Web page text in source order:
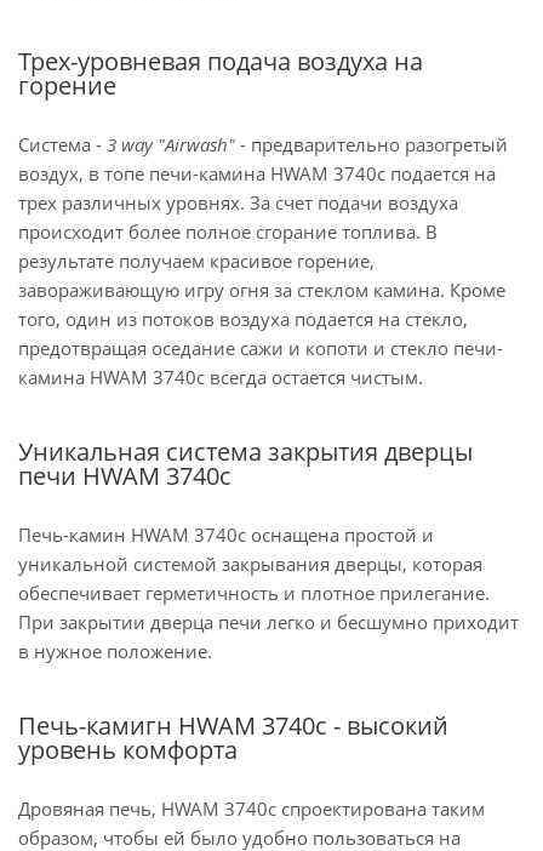
Трех-уровневая подача воздуха на
горение
Система - 3 way "Airwash" - предварительно разогретый
воздух, в топе печи-камина HWAM 3740c подается на
трех различных уровнях. За счет подачи воздуха
происходит более полное сгорание топлива. В
результате получаем красивое горение,
завораживающую игру огня за стеклом камина. Кроме
того, один из потоков воздуха подается на стекло,
предотвращая оседание сажи и копоти и стекло печи-
камина HWAM 3740c всегда остается чистым.
Уникальная система закрытия дверцы
печи HWAM 3740c
Печь-камин HWAM 3740c оснащена простой и
уникальной системой закрывания дверцы, которая
обеспечивает герметичность и плотное прилегание.
При закрытии дверца печи легко и бесшумно приходит
в нужное положение.
Печь-камигн HWAM 3740c - высокий
уровень комфорта
Дровяная печь, HWAM 3740c спроектирована таким
образом, чтобы ей было удобно пользоваться на